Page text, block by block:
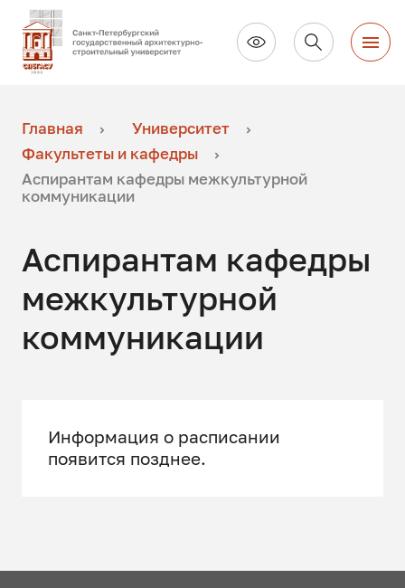
Главная
Университет
Факультеты и кафедры
Аспирантам кафедры межкультурной
коммуникации
Аспирантам кафедры
межкультурной
коммуникации
Информация о расписании
появится позднее.